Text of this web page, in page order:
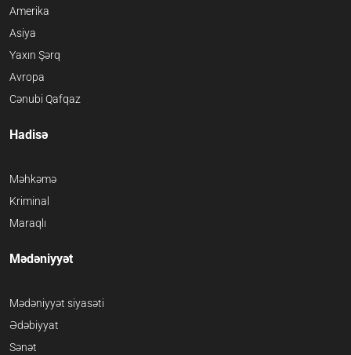
Amerika
Asiya
Yaxın Şərq
Avropa
Cənubi Qafqaz
Hadisə
Məhkəmə
Kriminal
Maraqlı
Mədəniyyət
Mədəniyyət siyasəti
Ədəbiyyat
Sənət